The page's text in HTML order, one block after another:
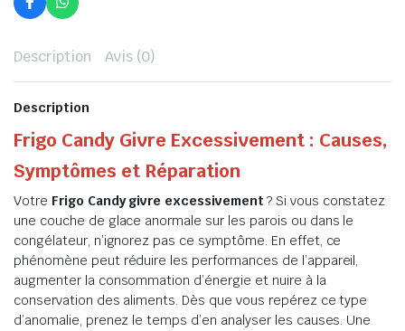
Description Avis (0)
Description
Frigo Candy Givre Excessivement : Causes,
Symptômes et Réparation
Votre Frigo Candy givre excessivement ? Si vous constatez
une couche de glace anormale sur les parois ou dans le
congélateur, n’ignorez pas ce symptôme. En effet, ce
phénomène peut réduire les performances de l’appareil,
augmenter la consommation d’énergie et nuire à la
conservation des aliments. Dès que vous repérez ce type
d’anomalie, prenez le temps d’en analyser les causes. Une